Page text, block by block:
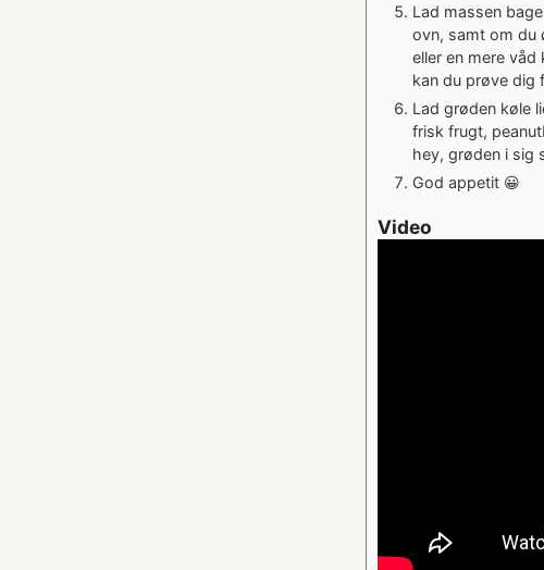
Lad massen
ovn, samt om du
eller en mere
kan du prøve dig
Lad grøden køle
frisk frugt,
hey, grøden i sig
God appetit 😀
Video